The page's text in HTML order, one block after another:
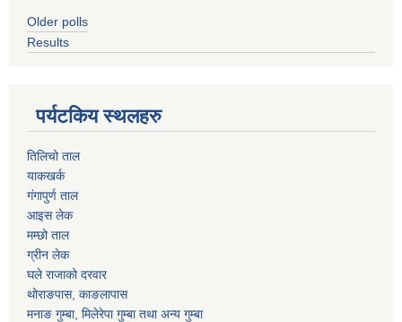
Older polls
Results
पर्यटकिय स्थलहरु
तिलिचो ताल
याकखर्क
गंगापुर्ण ताल
आइस लेक
मम्छो ताल
ग्रीन लेक
घले राजाको दरवार
थोराङपास, काङलापास
मनाङ गुम्बा, मिलेरेपा गुम्बा तथा अन्य गुम्बा